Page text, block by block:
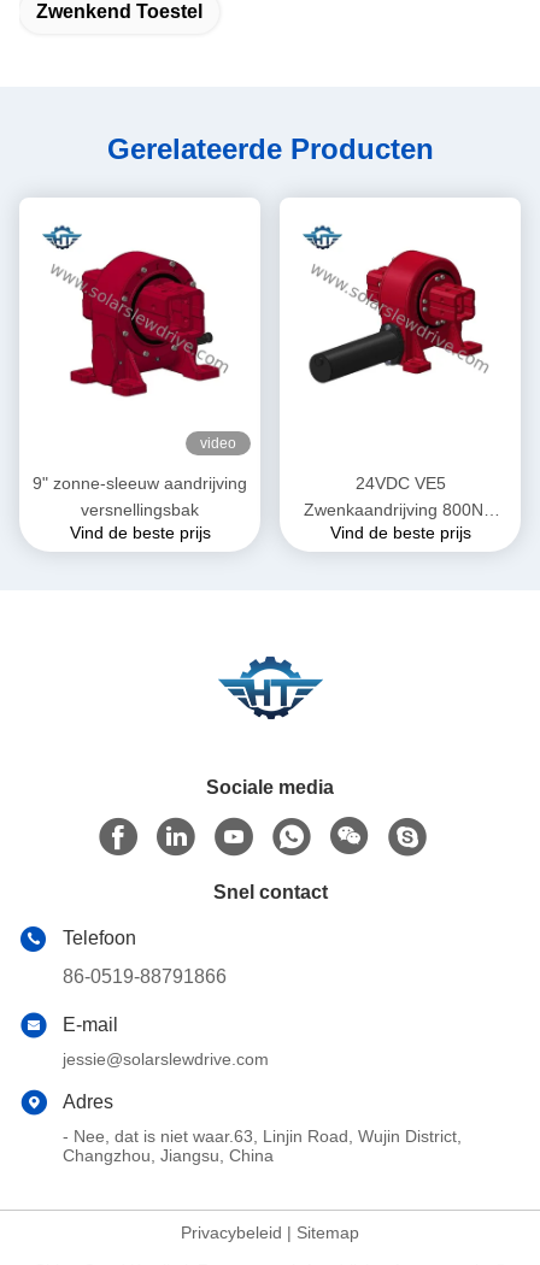
Zwenkend Toestel
Gerelateerde Producten
video
9" zonne-sleeuw aandrijving
versnellingsbak
Vind de beste prijs
24VDC VE5
Zwenkaandrijving 800Nm
Koppel voor
Vind de beste prijs
Sociale media
Snel contact
Telefoon
86-0519-88791866
E-mail
jessie@solarslewdrive.com
Adres
- Nee, dat is niet waar.63, Linjin Road, Wujin District,
Changzhou, Jiangsu, China
Privacybeleid | Sitemap